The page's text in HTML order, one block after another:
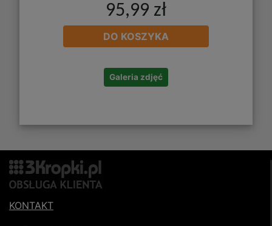
95,99 zł
DO KOSZYKA
Galeria zdjęć
KONTAKT